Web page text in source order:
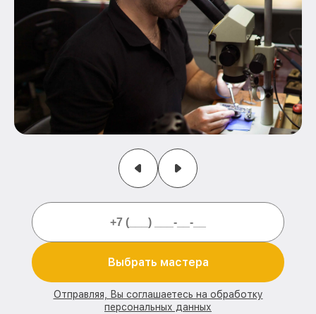
Выбрать мастера
Отправляя, Вы соглашаетесь на обработку
персональных данных